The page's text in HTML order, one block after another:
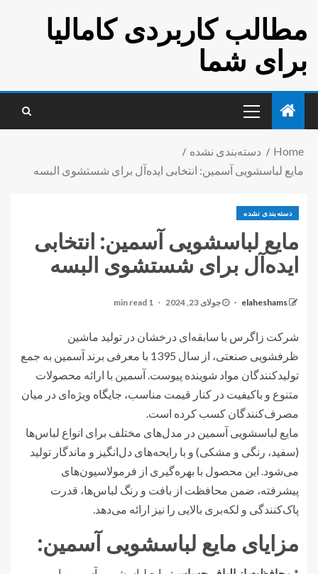
مطالب کاربردی کامالیا
برای شما
Home
دسته‌بندی نشده
مایع لباسشویی آسمین: انتخابی ایده‌آل برای شستشوی البسه
دسته‌بندی نشده
مایع لباسشویی آسمین: انتخابی
ایده‌آل برای شستشوی البسه
elaheshams جولای 23, 2024 1 min read
شرکت زاگرس با سابقه‌ای درخشان در تولید ماشین
ظرفشویی صنعتی، از سال 1395 با معرفی برند آسمین به جمع
تولیدکنندگان مواد شوینده پیوست. آسمین با ارائه محصولات
متنوع و باکیفیت در کنار قیمت مناسب، جایگاه ویژه‌ای در میان
مصرف‌کنندگان کسب کرده است.
مایع لباسشویی آسمین در مدل‌های مختلف برای انواع لباس‌ها
(سفید، رنگی و مشکی) و با رایحه‌های دل‌انگیز و ماندگار تولید
می‌شود. این محصول با بهره‌گیری از فرمولاسیون‌های
پیشرفته، ضمن محافظت از بافت و رنگ لباس‌ها، قدرت
پاک‌کنندگی و لکه‌بری بالایی را نیز ارائه می‌دهد.
مزایای مایع لباسشویی آسمین: